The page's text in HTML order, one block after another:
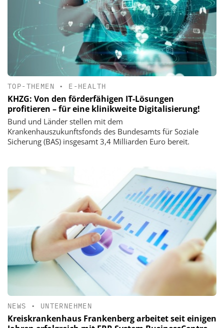
TOP-THEMEN • E-HEALTH
KHZG: Von den förderfähigen IT-Lösungen
profitieren – für eine klinikweite Digitalisierung!
Bund und Länder stellen mit dem
Krankenhauszukunftsfonds des Bundesamts für Soziale
Sicherung (BAS) insgesamt 3,4 Milliarden Euro bereit.
NEWS • UNTERNEHMEN
Kreiskrankenhaus Frankenberg arbeitet seit einigen